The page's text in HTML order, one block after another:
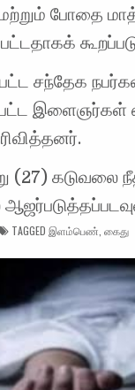
போதை
சந்தேக
இளைஞர்கள்
(27) கடுவலை
TAGGED இளம்பெண் கைது